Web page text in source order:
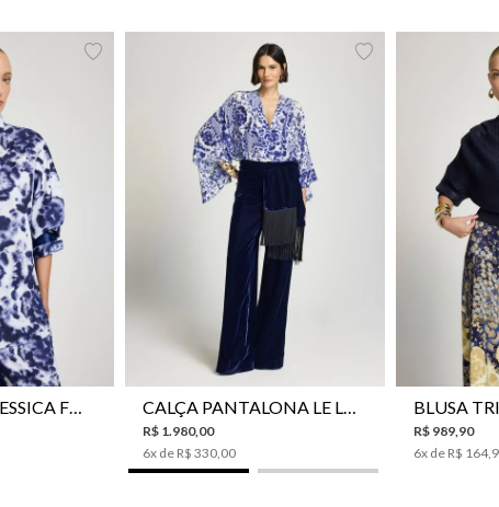
42 44 46
CAMISA LE LIS JESSICA FEMININA
34 36 38
CALÇA PANTALONA LE LIS SONIA FEMININA
R$ 1.980,00
6x de R$ 330,00
R$ 989,90
6x de R$ 164,